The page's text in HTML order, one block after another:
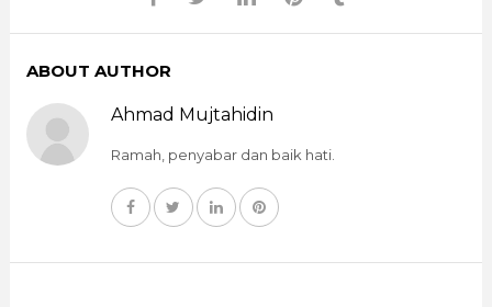
ABOUT AUTHOR
Ahmad Mujtahidin
Ramah, penyabar dan baik hati.